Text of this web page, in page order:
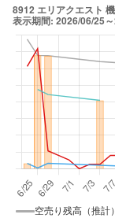
空売り残高（推計）